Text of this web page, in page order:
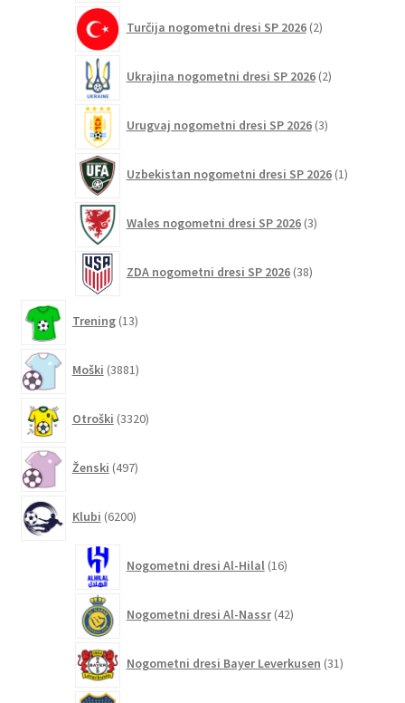
Turčija nogometni dresi SP 2026 2izdelka
Ukrajina nogometni dresi SP 2026 2izdelka
Urugvaj nogometni dresi SP 2026 3izdelki
Uzbekistan nogometni dresi SP 2026 1izdelek
Wales nogometni dresi SP 2026 3izdelki
ZDA nogometni dresi SP 2026 38izdelkov
Trening 13izdelkov
Moški 3881izdelkov
Otroški 3320izdelkov
Ženski 497izdelkov
Klubi 6200izdelkov
Nogometni dresi Al-Hilal 16izdelkov
Nogometni dresi Al-Nassr 42izdelkov
Nogometni dresi Bayer Leverkusen 31izdelkov